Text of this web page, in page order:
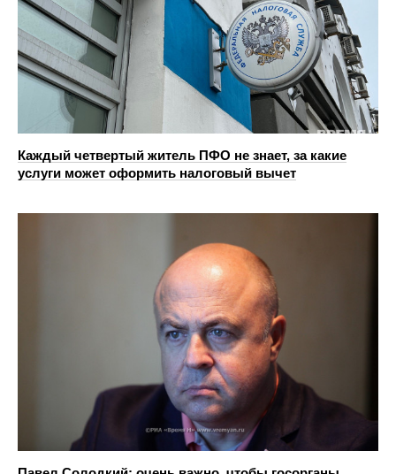
Каждый четвертый житель ПФО не знает, за какие
услуги может оформить налоговый вычет